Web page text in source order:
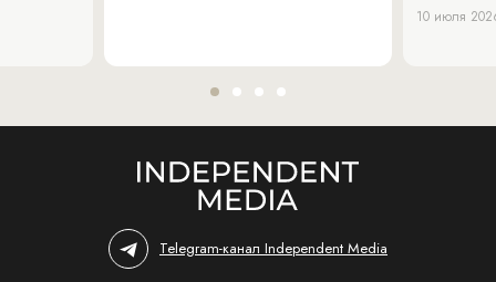
10 июля
Telegram-канал Independent Media